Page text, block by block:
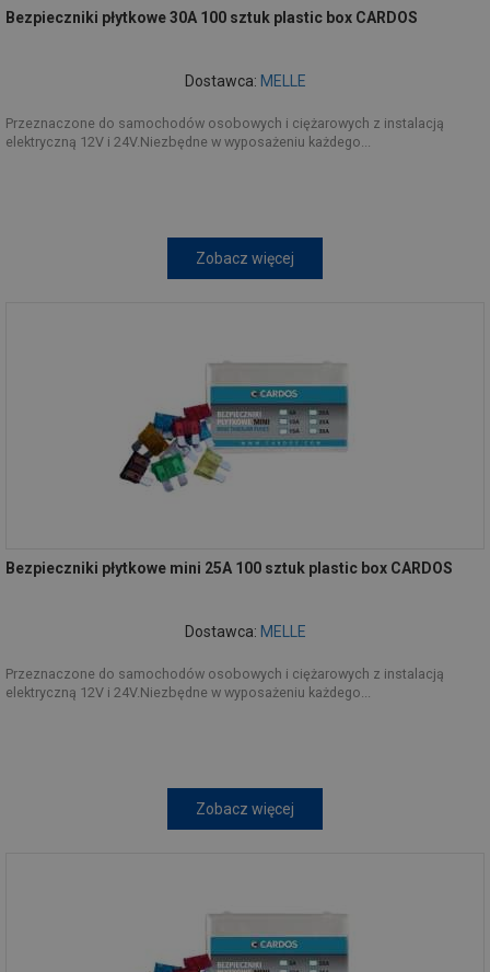
Bezpieczniki płytkowe 30A 100 sztuk plastic box CARDOS
Dostawca: MELLE
Przeznaczone do samochodów osobowych i ciężarowych z instalacją
elektryczną 12V i 24V.Niezbędne w wyposażeniu każdego...
Zobacz więcej
Bezpieczniki płytkowe mini 25A 100 sztuk plastic box CARDOS
Dostawca: MELLE
Przeznaczone do samochodów osobowych i ciężarowych z instalacją
elektryczną 12V i 24V.Niezbędne w wyposażeniu każdego...
Zobacz więcej